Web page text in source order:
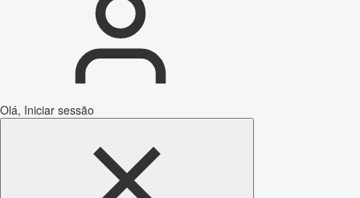
Olá, Iniciar sessão